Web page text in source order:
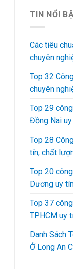
TIN NỔI
Các tiêu
chuyên
Top 32
chuyên
Top 29
Đồng Nai
Top 28
tín, chất
Top 20
Dương uy
Top 37
TPHCM uy
Danh Sách
Ở Long An